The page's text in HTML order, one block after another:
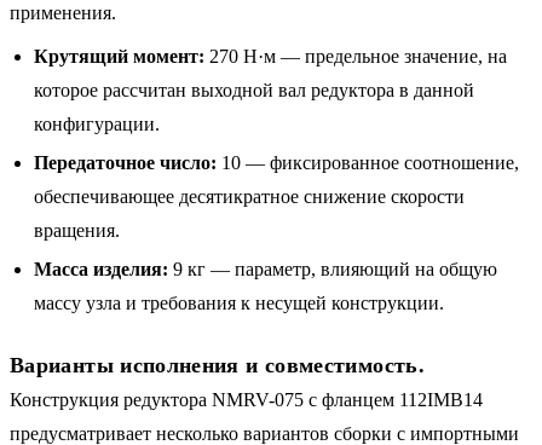
применения.
Крутящий момент: 270 Н·м — предельное значение, на
которое рассчитан выходной вал редуктора в данной
конфигурации.
Передаточное число: 10 — фиксированное соотношение,
обеспечивающее десятикратное снижение скорости
вращения.
Масса изделия: 9 кг — параметр, влияющий на общую
массу узла и требования к несущей конструкции.
Варианты исполнения и совместимость.
Конструкция редуктора NMRV-075 с фланцем 112IMB14
предусматривает несколько вариантов сборки с импортными